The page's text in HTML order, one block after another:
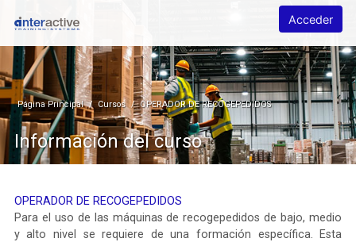
INTERACTIVE Formación Ocupacional y Corporativa
Acceder
Página Principal Cursos OPERADOR DE RECOGEPEDIDOS
Información del curso
OPERADOR DE RECOGEPEDIDOS
Para el uso de las máquinas de recogepedidos de bajo, medio
y alto nivel se requiere de una formación específica. Esta